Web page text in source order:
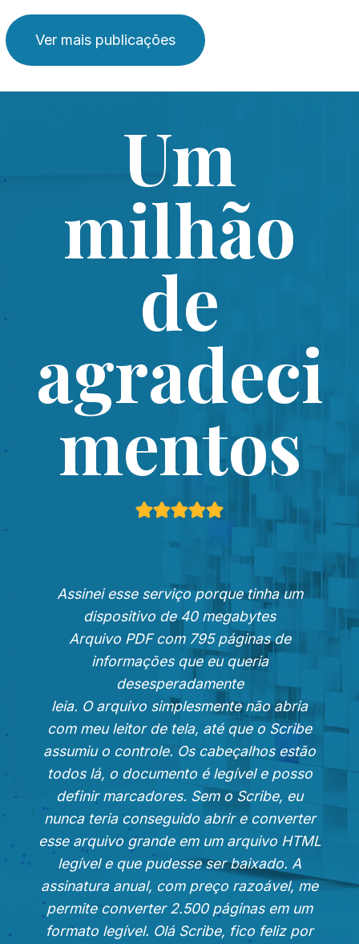
Ver mais publicações
Um
milhão
de
agradeci
mentos
Assinei esse serviço porque tinha um
dispositivo de 40 megabytes
Arquivo PDF com 795 páginas de
informações que eu queria
desesperadamente
leia. O arquivo simplesmente não abria
com meu leitor de tela, até que o Scribe
assumiu o controle. Os cabeçalhos estão
todos lá, o documento é legível e posso
definir marcadores. Sem o Scribe, eu
nunca teria conseguido abrir e converter
esse arquivo grande em um arquivo HTML
legível e que pudesse ser baixado. A
assinatura anual, com preço razoável, me
permite converter 2.500 páginas em um
formato legível. Olá Scribe, fico feliz por